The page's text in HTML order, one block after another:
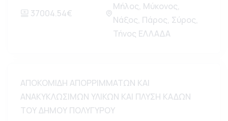
37004.54€
Μήλος, Μύκονος,
Νάξος, Πάρος, Σύρος,
Τήνος ΕΛΛΑΔΑ
ΑΠΟΚΟΜΙΔΗ ΑΠΟΡΡΙΜΜΑΤΩΝ ΚΑΙ
ΑΝΑΚΥΚΛΩΣΙΜΩΝ ΥΛΙΚΩΝ ΚΑΙ ΠΛΥΣΗ ΚΑΔΩΝ
ΤΟΥ ΔΗΜΟΥ ΠΟΛΥΓΥΡΟΥ